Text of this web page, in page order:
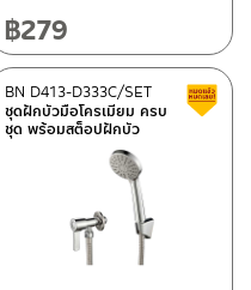
฿279
สินค้าลดราคา เคลียร์สต็อก
ชุดฝักบัวมือโครเมียม ครบ
ชุด พร้อมสต็อปฝักบัว
BN D413-D333C/SET